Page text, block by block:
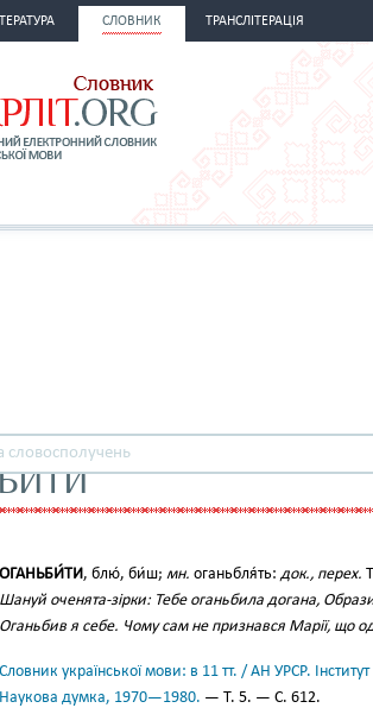
СЛОВНИК ТРАНСЛІТЕРАЦІЯ
ОГАНЬБИ́ТИ, блю́, би́ш; мн. оганьбля́ть: док., перех.
Шануй оченята-зірки: Тебе оганьбила догана,
Оганьбив я себе. Чому сам не признався Марії, що
Словник української мови: в 11 тт. / АН УРСР.
Наукова думка, 1970—1980. — Т. 5. — С. 612.